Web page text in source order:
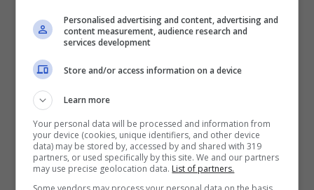
In ottemperanza all’ordinanza della regione
Emilia-Romagna num. 193 del 14/10/2020 con
validità fino al 13/11/2020, Virtus
Pallacanestro Bologna comunica che sarà
garantito l’accesso a tutti gli abbonati della
Personalised advertising and content, advertising and
content measurement, audience research and
services development
Store and/or access information on a device
Learn more
Your personal data will be processed and information from
your device (cookies, unique identifiers, and other device
data) may be stored by, accessed by and shared with 319
partners, or used specifically by this site. We and our partners
may use precise geolocation data. List of partners.